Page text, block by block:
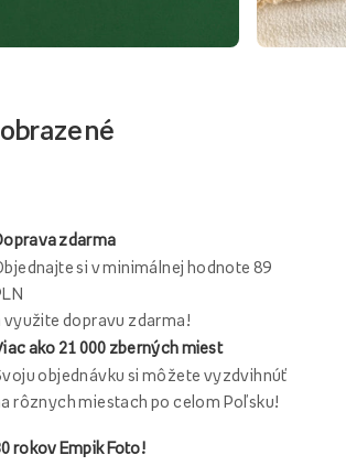
zdarma
si v minimálnej hodnote 89
využite dopravu zdarma!
ako 21 000 zberných miest
objednávku si môžete vyzdvihnúť
rôznych miestach po celom Poľsku!
rokov Empik Foto!